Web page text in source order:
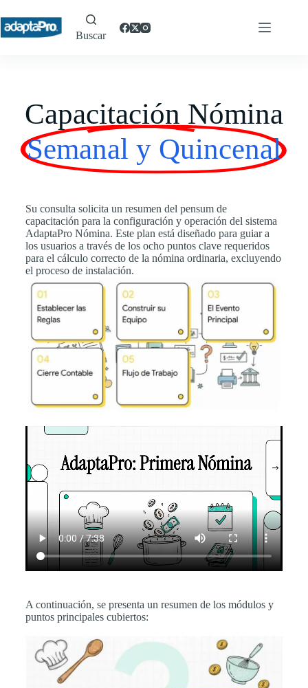
Buscar
Capacitación Nómina
Semanal y Quincenal
Su consulta solicita un resumen del pensum de
capacitación para la configuración y operación del sistema
AdaptaPro Nómina. Este plan está diseñado para guiar a
los usuarios a través de los ocho puntos clave requeridos
para el cálculo correcto de la nómina ordinaria, excluyendo
el proceso de instalación.
A continuación, se presenta un resumen de los módulos y
puntos principales cubiertos: